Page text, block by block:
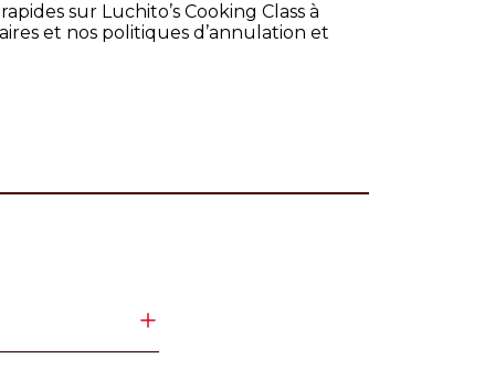
sur Luchito’s Cooking Class à
et nos politiques d’annulation et